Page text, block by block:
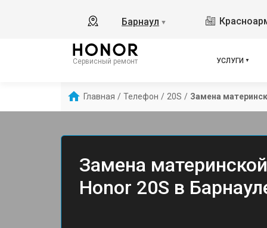
Барнаул ▼
Сервисный ремонт УСЛУГИ
Главная / Телефон / 20S / Замена
Замена
Honor 20S в